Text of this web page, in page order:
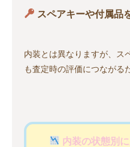
スペアキーや付属品
内装とは異なりますが、ス
も査定時の評価につながる
内装の状態別